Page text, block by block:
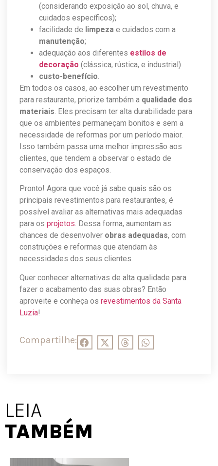
(considerando exposição ao sol, chuva, e
cuidados específicos);
facilidade de limpeza e cuidados com a
manutenção;
adequação aos diferentes estilos de
decoração (clássica, rústica, e industrial)
custo-benefício.
Em todos os casos, ao escolher um revestimento
para restaurante, priorize também a qualidade dos
materiais. Eles precisam ter alta durabilidade para
que os ambientes permaneçam bonitos e sem a
necessidade de reformas por um período maior.
Isso também passa uma melhor impressão aos
clientes, que tendem a observar o estado de
conservação dos espaços.
Pronto! Agora que você já sabe quais são os
principais revestimentos para restaurantes, é
possível avaliar as alternativas mais adequadas
para os projetos. Dessa forma, aumentam as
chances de desenvolver obras adequadas, com
construções e reformas que atendam às
necessidades dos seus clientes.
Quer conhecer alternativas de alta qualidade para
fazer o acabamento das suas obras? Então
aproveite e conheça os revestimentos da Santa
Luzia!
Compartilhe:
LEIA
TAMBÉM